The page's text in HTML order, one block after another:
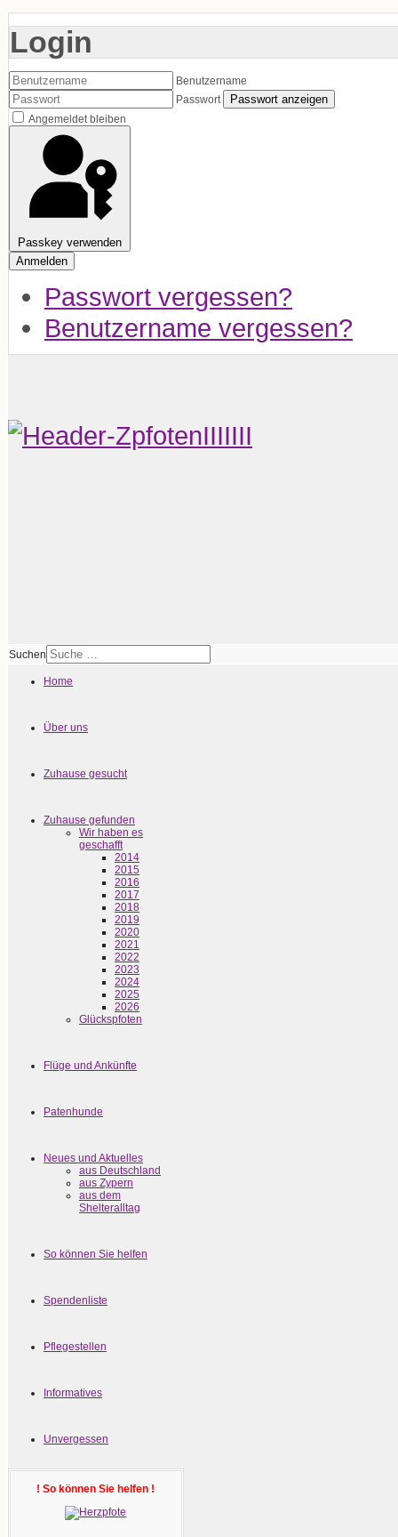
Login
Benutzername
Passwort
Passwort anzeigen
Angemeldet bleiben
Passkey verwenden
Anmelden
Passwort vergessen?
Benutzername vergessen?
Suchen
Home
Über uns
Zuhause gesucht
Zuhause gefunden
Wir haben es
geschafft
2014
2015
2016
2017
2018
2019
2020
2021
2022
2023
2024
2025
2026
Glückspfoten
Flüge und Ankünfte
Patenhunde
Neues und Aktuelles
aus Deutschland
aus Zypern
aus dem
Shelteralltag
So können Sie helfen
Spendenliste
Pflegestellen
Informatives
Unvergessen
! So können Sie helfen !